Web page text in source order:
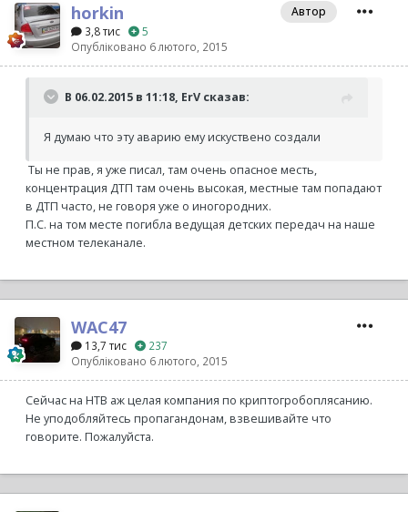
horkin
3,8 тис
5
Опубліковано 6 лютого, 2015
Автор
В 06.02.2015 в 11:18, ErV сказав:
Я думаю что эту аварию ему искуствено создали
Ты не прав, я уже писал, там очень опасное месть,
концентрация ДТП там очень высокая, местные там попадают
в ДТП часто, не говоря уже о иногородних.
П.С. на том месте погибла ведущая детских передач на наше
местном телеканале.
WAC47
13,7 тис
237
Опубліковано 6 лютого, 2015
Сейчас на НТВ аж целая компания по криптогробоплясанию.
Не уподобляйтесь пропагандонам, взвешивайте что
говорите. Пожалуйста.